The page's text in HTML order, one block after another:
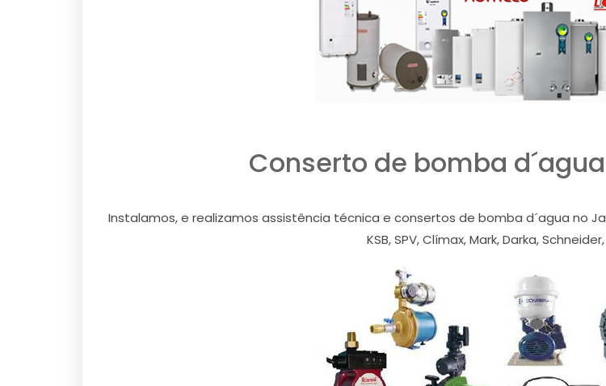
Conserto de bomba
Instalamos, e realizamos assistência técnica e consertos de bomba d´agua no
KSB, SPV, Clímax, Mark, Darka,